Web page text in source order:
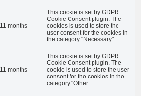
11 months
This cookie is set by GDPR
Cookie Consent plugin. The
cookies is used to store the
user consent for the cookies in
the category "Necessary".
11 months
This cookie is set by GDPR
Cookie Consent plugin. The
cookie is used to store the user
consent for the cookies in the
category "Other.